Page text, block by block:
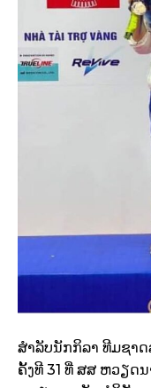
ສຳລັບນັກກິລາ ທີມຊາ
ຄັ້ງທີ 31 ທີ່ ສສ ຫວຽດ